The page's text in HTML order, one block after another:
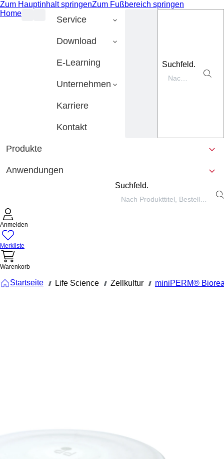
Zum Hauptinhalt springenZum Fußbereich springen
Home
Service
Download
E-Learning
Unternehmen
Karriere
Kontakt
Suchfeld.
Produkte
Anwendungen
Suchfeld.
Anmelden
Merkliste
Warenkorb
Startseite /// Life Science /// Zellkultur /// miniPERM®
Versorgungsmodul,
nicht autoklavierbar,